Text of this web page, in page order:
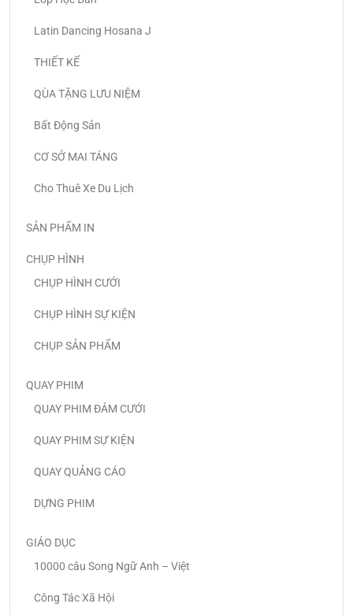
Latin Dancing Hosana J
THIẾT KẾ
QÙA TẶNG LƯU NIỆM
Bất Động Sản
CƠ SỞ MAI TÁNG
Cho Thuê Xe Du Lịch
SẢN PHẨM IN
CHỤP HÌNH
CHỤP HÌNH CƯỚI
CHỤP HÌNH SỰ KIỆN
CHỤP SẢN PHẨM
QUAY PHIM
QUAY PHIM ĐÁM CƯỚI
QUAY PHIM SỰ KIỆN
QUAY QUẢNG CÁO
DỰNG PHIM
GIÁO DỤC
10000 câu Song Ngữ Anh – Việt
Công Tác Xã Hội